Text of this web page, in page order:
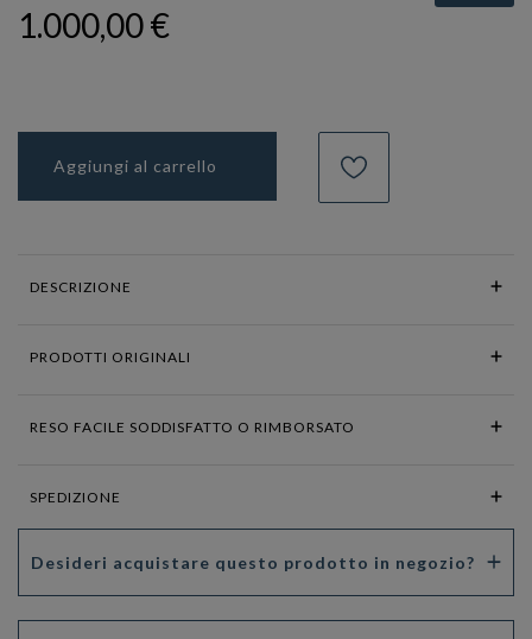
1.000,00 €
Aggiungi al carrello
DESCRIZIONE
PRODOTTI ORIGINALI
RESO FACILE SODDISFATTO O RIMBORSATO
SPEDIZIONE
Desideri acquistare questo prodotto in negozio?